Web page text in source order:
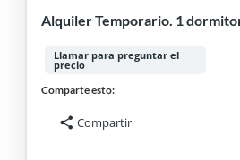
Alquiler Temporario. 1
Llamar para preguntar el
precio
Comparte esto:
Compartir